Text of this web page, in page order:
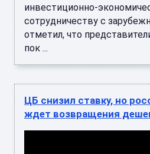
инвестиционно-
сотрудничеству с
отметил, что
пок ...
ЦБ снизил ставку, но
ждет возвращения